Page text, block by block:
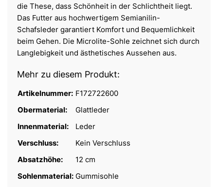
die These, dass Schönheit in der Schlichtheit liegt.
Das Futter aus hochwertigem Semianilin-
Schafsleder garantiert Komfort und Bequemlichkeit
beim Gehen. Die Microlite-Sohle zeichnet sich durch
Langlebigkeit und ästhetisches Aussehen aus.
Mehr zu diesem Produkt:
Artikelnummer: F172722600
Obermaterial:
Glattleder
Innenmaterial:
Leder
Verschluss:
Kein Verschluss
Absatzhöhe:
12 cm
Sohlenmaterial: Gummisohle